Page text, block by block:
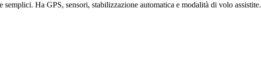
Ha GPS, sensori, stabilizzazione automatica e modalità di volo assistite.